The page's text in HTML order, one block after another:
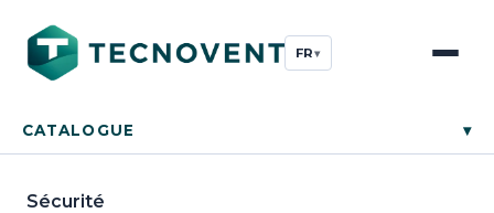
FR▾
CATALOGUE ▾
Sécurité